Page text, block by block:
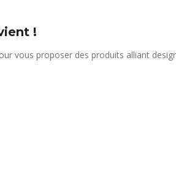
!
vous proposer des produits alliant